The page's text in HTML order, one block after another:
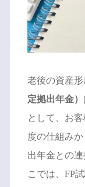
老後の資産形
定拠出年金）
として、お
度の仕組み
出年金との
こでは、FP